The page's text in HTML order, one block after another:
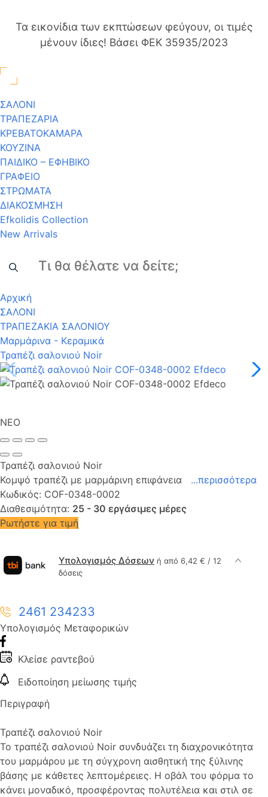
Τα εικονίδια των εκπτώσεων φεύγουν, οι τιμές
μένουν ίδιες! Βάσει ΦΕΚ 35935/2023
ΣΑΛΟΝΙ
ΤΡΑΠΕΖΑΡΙΑ
ΚΡΕΒΑΤΟΚΑΜΑΡΑ
ΚΟΥΖΙΝΑ
ΠΑΙΔΙΚΟ – ΕΦΗΒΙΚΟ
ΓΡΑΦΕΙΟ
ΣΤΡΩΜΑΤΑ
ΔΙΑΚΟΣΜΗΣΗ
Efkolidis Collection
New Arrivals
Αρχική
ΣΑΛΟΝΙ
ΤΡΑΠΕΖΑΚΙΑ ΣΑΛΟΝΙΟΥ
Μαρμάρινα - Κεραμικά
Τραπέζι σαλονιού Noir
NΕΟ
Τραπέζι σαλονιού Noir
Κομψό τραπέζι με μαρμάρινη επιφάνεια ...περισσότερα
Κωδικός: COF-0348-0002
Διαθεσιμότητα: 25 - 30 εργάσιμες μέρες
Ρωτήστε για τιμή
Υπολογισμός Δόσεων ή από 6,42 € / 12
δόσεις
2461 234233
Υπολογισμός Μεταφορικών
Κλείσε ραντεβού
Ειδοποίηση μείωσης τιμής
Περιγραφή
Τραπέζι σαλονιού Noir
Το τραπέζι σαλονιού Noir συνδυάζει τη διαχρονικότητα
του μαρμάρου με τη σύγχρονη αισθητική της ξύλινης
βάσης με κάθετες λεπτομέρειες. Η οβάλ του φόρμα το
κάνει μοναδικό, προσφέροντας πολυτέλεια και στιλ σε